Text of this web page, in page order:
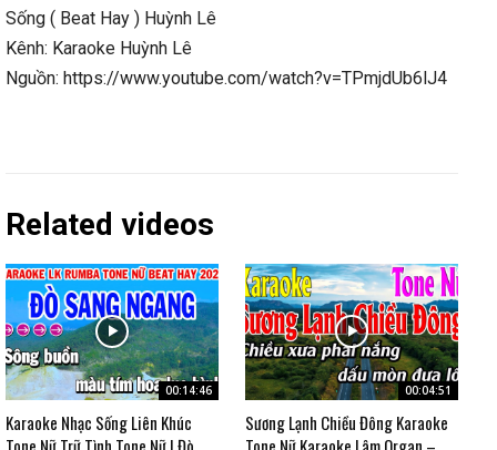
Sống ( Beat Hay ) Huỳnh Lê
Kênh: Karaoke Huỳnh Lê
Nguồn: https://www.youtube.com/watch?v=TPmjdUb6lJ4
Related videos
00:14:46
Karaoke Nhạc Sống Liên Khúc
00:04:51
Sương Lạnh Chiều Đông Karaoke